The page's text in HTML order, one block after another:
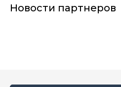
Новости партнеров